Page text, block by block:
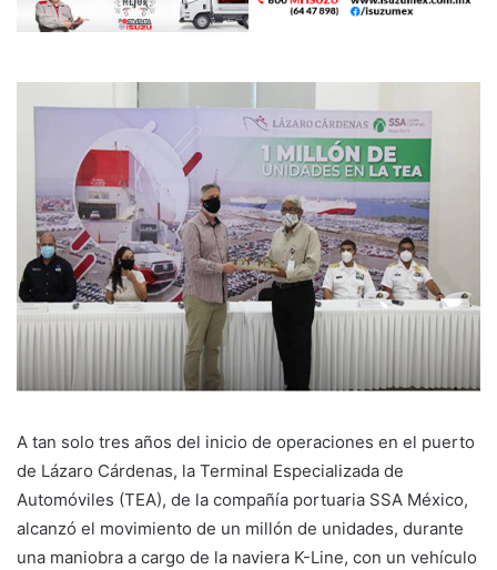
A tan solo tres años del inicio de operaciones en el puerto
de Lázaro Cárdenas, la Terminal Especializada de
Automóviles (TEA), de la compañía portuaria SSA México,
alcanzó el movimiento de un millón de unidades, durante
una maniobra a cargo de la naviera K-Line, con un vehículo